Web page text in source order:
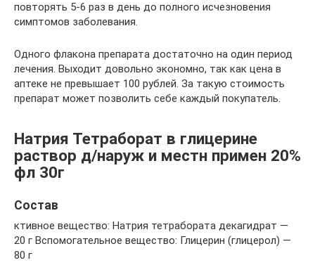
повторять 5-6 раз в день до полного исчезновения
симптомов заболевания.
Одного флакона препарата достаточно на один период
лечения. Выходит довольно экономно, так как цена в
аптеке не превышает 100 рублей. За такую стоимость
препарат может позволить себе каждый покупатель.
Натрия Тетраборат в глицерине
раствор д/наруж и местн примен 20%
фл 30г
Состав
ктивное вещество: Натрия тетрабората декагидрат —
20 г Вспомогательное вещество: Глицерин (глицерол) —
80 г